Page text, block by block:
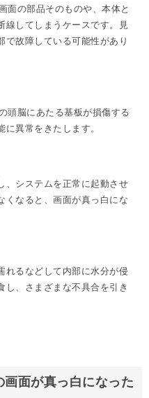
面の部品そのものや、本体と
線してしまうケースです。見
で故障している可能性があり
頭脳にあたる基板が損傷する
異常をきたします。
、システムを正常に起動させ
くなると、画面が真っ白にな
れるなどして内部に水分が侵
し、さまざまな不具合を引き
面が真っ白になった